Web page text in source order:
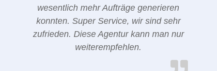
wesentlich mehr Aufträge generieren
konnten. Super Service, wir sind sehr
zufrieden. Diese Agentur kann man nur
weiterempfehlen.